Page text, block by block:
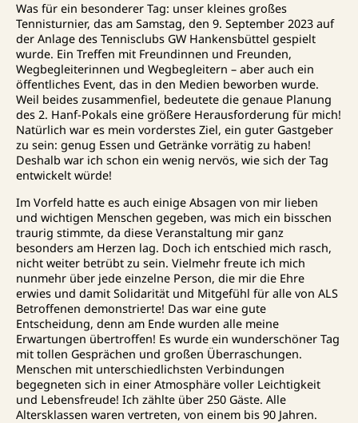
Was für ein besonderer Tag: unser kleines großes
Tennisturnier, das am Samstag, den 9. September 2023 auf
der Anlage des Tennisclubs GW Hankensbüttel gespielt
wurde. Ein Treffen mit Freundinnen und Freunden,
Wegbegleiterinnen und Wegbegleitern – aber auch ein
öffentliches Event, das in den Medien beworben wurde.
Weil beides zusammenfiel, bedeutete die genaue Planung
des 2. Hanf-Pokals eine größere Herausforderung für mich!
Natürlich war es mein vorderstes Ziel, ein guter Gastgeber
zu sein: genug Essen und Getränke vorrätig zu haben!
Deshalb war ich schon ein wenig nervös, wie sich der Tag
entwickelt würde!
Im Vorfeld hatte es auch einige Absagen von mir lieben
und wichtigen Menschen gegeben, was mich ein bisschen
traurig stimmte, da diese Veranstaltung mir ganz
besonders am Herzen lag. Doch ich entschied mich rasch,
nicht weiter betrübt zu sein. Vielmehr freute ich mich
nunmehr über jede einzelne Person, die mir die Ehre
erwies und damit Solidarität und Mitgefühl für alle von ALS
Betroffenen demonstrierte! Das war eine gute
Entscheidung, denn am Ende wurden alle meine
Erwartungen übertroffen! Es wurde ein wunderschöner Tag
mit tollen Gesprächen und großen Überraschungen.
Menschen mit unterschiedlichsten Verbindungen
begegneten sich in einer Atmosphäre voller Leichtigkeit
und Lebensfreude! Ich zählte über 250 Gäste. Alle
Altersklassen waren vertreten, von einem bis 90 Jahren.